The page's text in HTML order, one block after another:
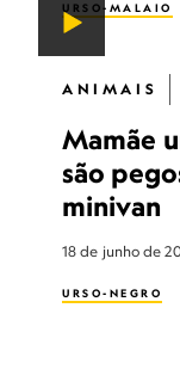
URSO-MALAIO
ANIMAIS
Mamãe
são
minivan
18 de junho de
URSO-NEGRO